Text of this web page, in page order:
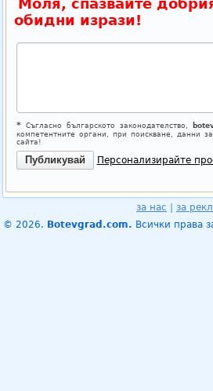
Моля, спазвайте
обидни изрази!
*Съгласно българското законодателство,
компетентните органи, при поискване, данни
сайта!
Персонализирайте
за нас за
© 2026. Botevgrad.com. Всички права